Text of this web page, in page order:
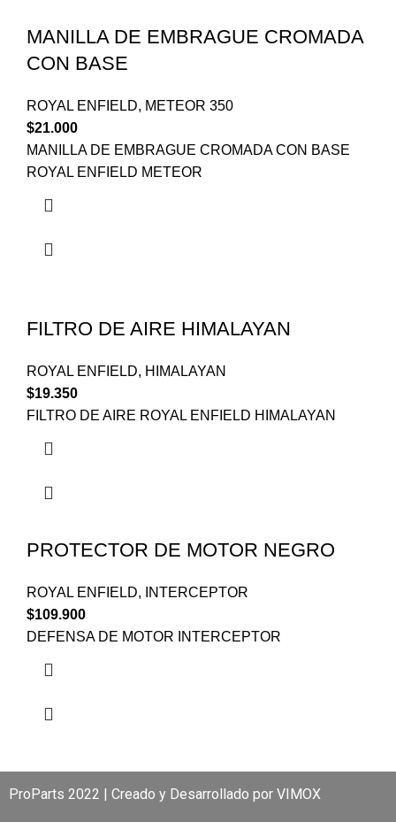
MANILLA DE EMBRAGUE CROMADA
CON BASE
ROYAL ENFIELD, METEOR 350
$21.000
MANILLA DE EMBRAGUE CROMADA CON BASE
ROYAL ENFIELD METEOR
FILTRO DE AIRE HIMALAYAN
ROYAL ENFIELD, HIMALAYAN
$19.350
FILTRO DE AIRE ROYAL ENFIELD HIMALAYAN
PROTECTOR DE MOTOR NEGRO
ROYAL ENFIELD,
INTERCEPTOR
$109.900
DEFENSA DE MOTOR INTERCEPTOR
ProParts 2022 | Creado y Desarrollado por VIMOX